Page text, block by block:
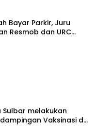
Bayar Parkir, Juru
Resmob dan URC
Sulbar melakukan
Vaksinasi di